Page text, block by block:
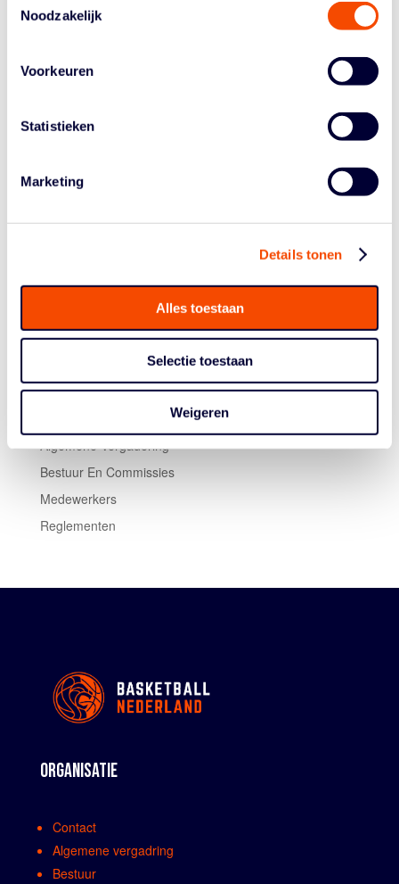
Noodzakelijk
Voorkeuren
Statistieken
Marketing
Details tonen
Alles toestaan
Selectie toestaan
Weigeren
Datum:9 februari 2024
Coubertinplein 4
Wil jij ook leren hoe je als omstander omgaat met zulke
bij voldoende inschrijvingen. Neem voor vragen of
inschrijvingen contact op met Caroline Stevens van de
Algemene Vergadering
Bestuur En Commissies
Medewerkers
Reglementen
ORGANISATIE
Contact
Algemene vergadring
Bestuur